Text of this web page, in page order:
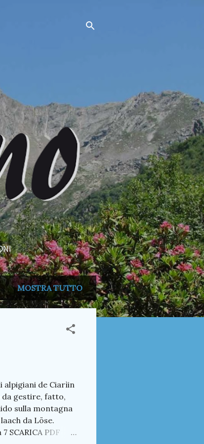
MOSTRA TUTTO
alpigiani de Ciarìin
gestire, fatto,
sulla montagna
da Löse.
SCARICA PDF